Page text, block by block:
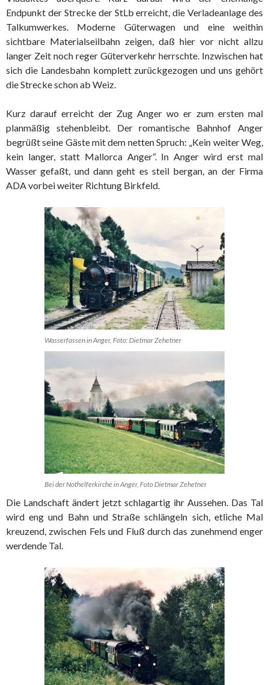
Endpunkt der Strecke der StLb erreicht, die Verladeanlage des
Talkumwerkes. Moderne Güterwagen und eine weithin
sichtbare Materialseilbahn zeigen, daß hier vor nicht allzu
langer Zeit noch reger Güterverkehr herrschte. Inzwischen hat
sich die Landesbahn komplett zurückgezogen und uns gehört
die Strecke schon ab Weiz.
Kurz darauf erreicht der Zug Anger wo er zum ersten mal
planmäßig stehenbleibt. Der romantische Bahnhof Anger
begrüßt seine Gäste mit dem netten Spruch: „Kein weiter Weg,
kein langer, statt Mallorca Anger“. In Anger wird erst mal
Wasser gefaßt, und dann geht es steil bergan, an der Firma
ADA vorbei weiter Richtung Birkfeld.
Wasserfassen in Anger, Foto: Dietmar Zehetner
Bei der Nothelferkirche in Anger, Foto Dietmar Zehetner
Die Landschaft ändert jetzt schlagartig ihr Aussehen. Das Tal
wird eng und Bahn und Straße schlängeln sich, etliche Mal
kreuzend, zwischen Fels und Fluß durch das zunehmend enger
werdende Tal.